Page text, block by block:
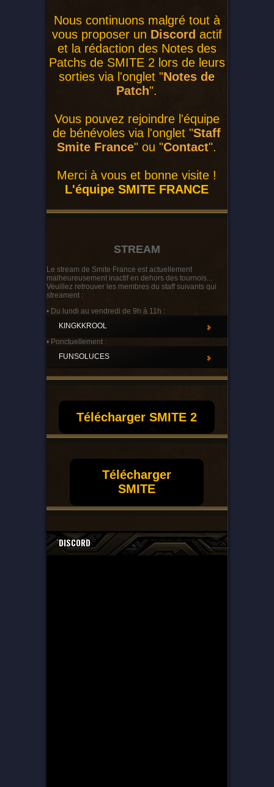
Nous continuons malgré tout à
vous proposer un Discord actif
et la rédaction des Notes des
Patchs de SMITE 2 lors de leurs
sorties via l'onglet "Notes de
Patch".
Vous pouvez rejoindre l'équipe
de bénévoles via l'onglet "Staff
Smite France" ou "Contact".
Merci à vous et bonne visite !
L'équipe SMITE FRANCE
STREAM
Le stream de Smite France est actuellement
malheureusement inactif en dehors des tournois...
Veuillez retrouver les membres du staff suivants qui
streament :
• Du lundi au vendredi de 9h à 11h :
KINGKKROOL
• Ponctuellement :
FUNSOLUCES
Télécharger SMITE 2
Télécharger
SMITE
DISCORD